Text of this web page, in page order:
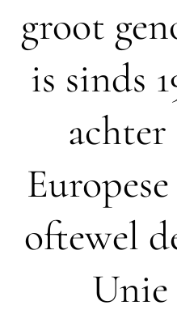
groot
is sinds
oftewel
Unie